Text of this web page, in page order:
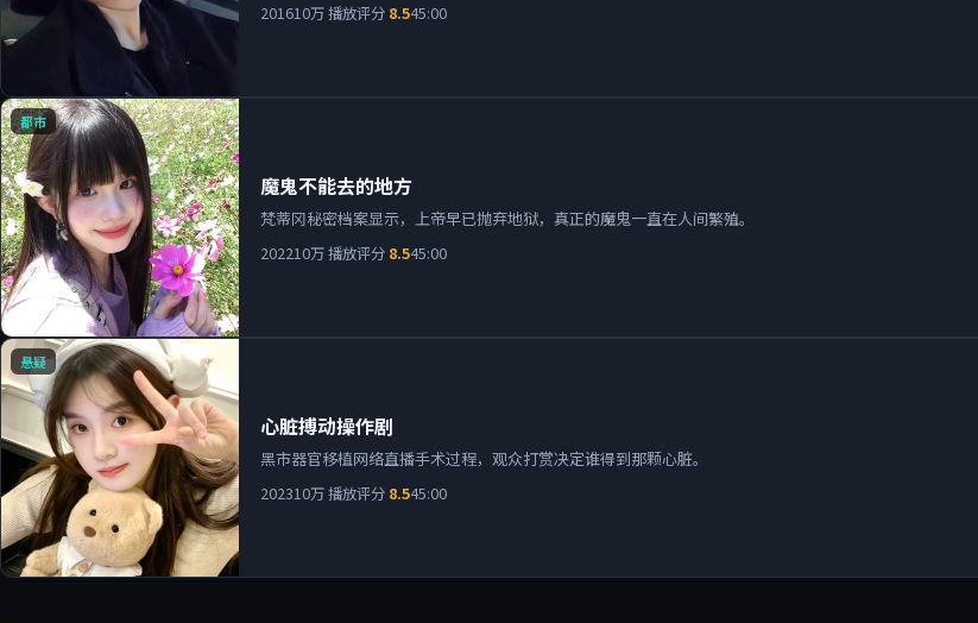
201610万播放评分 8.545:00
都市
魔鬼不能去的地方
梵蒂冈秘密档案显示，上帝早已抛弃地狱，真正的魔鬼一直在人间繁殖。
202210万播放评分 8.545:00
悬疑
心脏搏动操作剧
黑市器官移植网络直播手术过程，观众打赏决定谁得到那颗心脏。
202310万播放评分 8.545:00